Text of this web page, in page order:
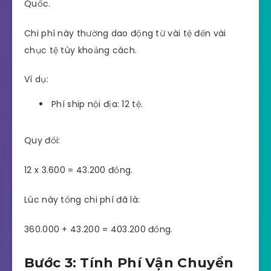
Quốc.
Chi phí này thường dao động từ vài tệ đến vài
chục tệ tùy khoảng cách.
Ví dụ:
Phí ship nội địa: 12 tệ.
Quy đổi:
12 x 3.600 = 43.200 đồng.
Lúc này tổng chi phí đã là:
360.000 + 43.200 = 403.200 đồng.
Bước 3: Tính Phí Vận Chuyển